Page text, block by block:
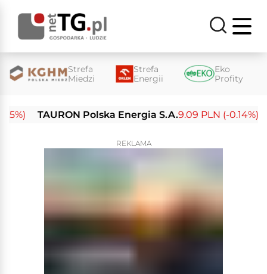
Strefa
Miedzi
Strefa
Energii
Eko
Profity
TAURON Polska Energia S.A.9.09 PLN (-0.14%)
REKLAMA